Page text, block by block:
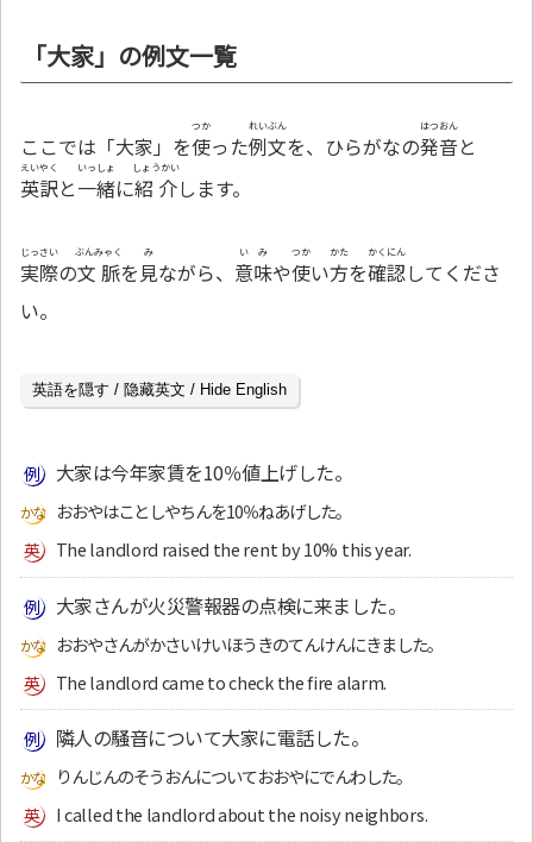
「大家」の例文一覧
ここでは「大家」を使
つか
った例文
れいぶん
を、ひらがなの発音
はつおん
と
英訳
えいやく
と一緒
いっしょ
に紹介
しょうかい
します。
実際
じっさい
の文脈
ぶんみゃく
を見
み
ながら、 意味
いみ
や使
つか
い方
かた
を確認
かくにん
してくださ
い。
英語を隠す / 隐藏英文 / Hide English
大家は今年家賃を10％値上げした。
おおやはことしやちんを10％ねあげした。
The landlord raised the rent by 10% this year.
大家さんが火災警報器の点検に来ました。
おおやさんがかさいけいほうきのてんけんにきました。
The landlord came to check the fire alarm.
隣人の騒音について大家に電話した。
りんじんのそうおんについておおやにでんわした。
I called the landlord about the noisy neighbors.